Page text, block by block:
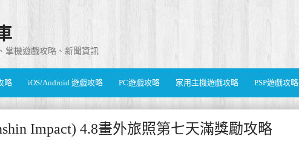
掌機遊戲攻略、新聞資訊
略 iOS/Android 遊戲攻略 PC遊戲攻略 家用主機遊戲攻略 PSP遊戲攻略
Impact) 4.8畫外旅照第七天滿獎勵攻略